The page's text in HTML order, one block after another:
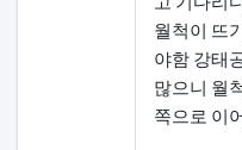
월척이 뜨
야함 강태
많으니 월
쪽으로 이